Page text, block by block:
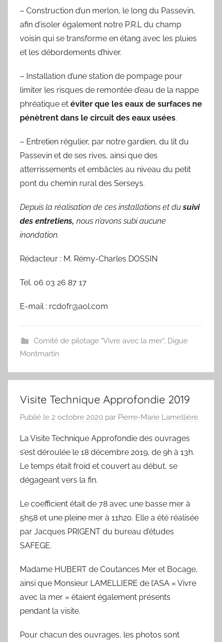
– Construction d’un merlon, le long du Passevin,
afin d’isoler également notre P.R.L du champ
voisin qui se transforme en étang avec les pluies
et les débordements d’hiver.
– Installation d’une station de pompage pour
limiter les risques de remontée d’eau de la nappe
phréatique et éviter que les eaux de surfaces ne
pénètrent dans le circuit des eaux usées.
– Entretien régulier, par notre gardien, du lit du
Passevin et de ses rives, ainsi que des
atterrissements et embâcles au niveau du petit
pont du chemin rural des Serseys.
Depuis la réalisation de ces installations et dusuivi
des entretiens, nous n’avons subi aucune
inondation.
Rédacteur : M. Rémy-Charles DOSSIN
Tel. 06 03 26 87 17
E-mail : rcdofr@aol.com
Comité de pilotage "Vivre avec la mer", Digue
Montmartin
Visite Technique Approfondie 2019
Publié le 2 octobre 2020 par Pierre-Marie Lamellière
La Visite Technique Approfondie des ouvrages
s’est déroulée le 18 décembre 2019, de 9h à 13h.
Le temps était froid et couvert au début, se
dégageant vers la fin.
Le coefficient était de 78 avec une basse mer à
5h58 et une pleine mer à 11h20. Elle a été réalisée
par Jacques PRIGENT du bureau d’études
SAFEGE.
Madame HUBERT de Coutances Mer et Bocage,
ainsi que Monsieur LAMELLIERE de l’ASA « Vivre
avec la mer » étaient également présents
pendant la visite.
Pour chacun des ouvrages, les photos sont